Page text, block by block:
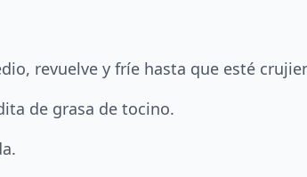
revuelve y fríe hasta que esté
de grasa de tocino.